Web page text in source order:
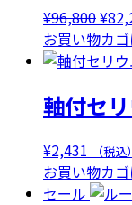
¥96,800元
の
価
は
で
し
た。
¥
お買い物カ
軸付セ
¥2,431 （税込）
お買い物カ
セール